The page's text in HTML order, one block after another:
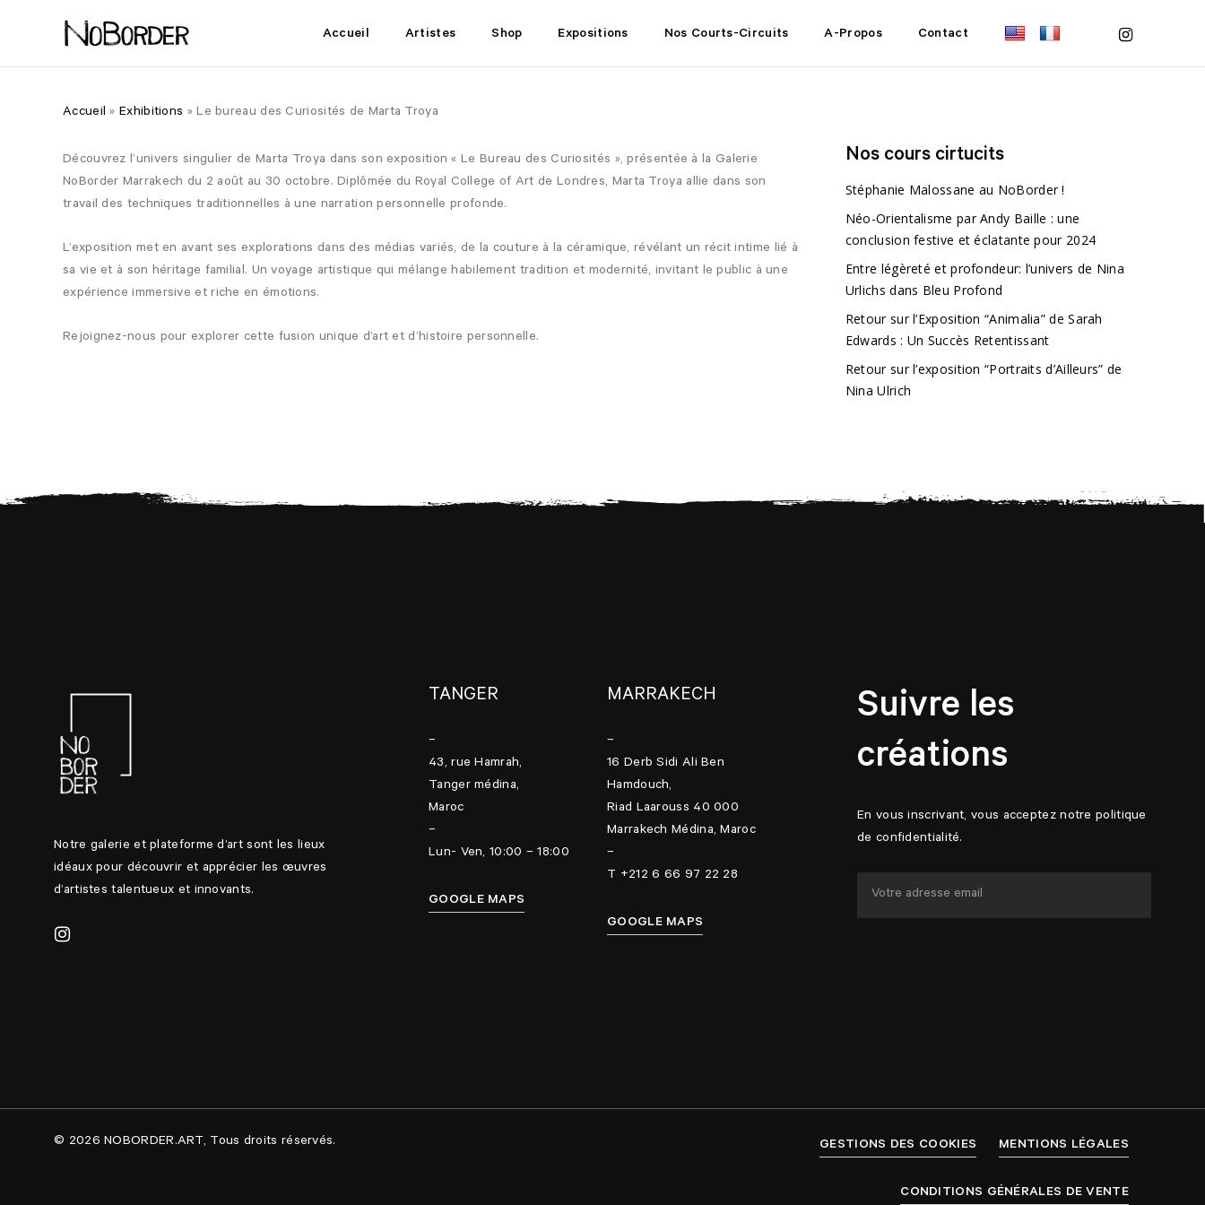
Accueil Artistes Shop Expositions Nos Courts-Circuits A-Propos Contact instagram
Accueil »Exhibitions »Le bureau des Curiosités de Marta Troya
Découvrez l’univers singulier de Marta Troya dans son exposition « Le Bureau des Curiosités », présentée à la Galerie
NoBorder Marrakech du 2 août au 30 octobre. Diplômée du Royal College of Art de Londres, Marta Troya allie dans son
travail des techniques traditionnelles à une narration personnelle profonde.
L’exposition met en avant ses explorations dans des médias variés, de la couture à la céramique, révélant un récit intime lié à
sa vie et à son héritage familial. Un voyage artistique qui mélange habilement tradition et modernité, invitant le public à une
expérience immersive et riche en émotions.
Rejoignez-nous pour explorer cette fusion unique d’art et d’histoire personnelle.
Nos cours cirtucits
Stéphanie Malossane au NoBorder !
Néo-Orientalisme par Andy Baille : une
conclusion festive et éclatante pour 2024
Entre légèreté et profondeur: l’univers de Nina
Urlichs dans Bleu Profond
Retour sur l’Exposition “Animalia” de Sarah
Edwards : Un Succès Retentissant
Retour sur l’exposition “Portraits d’Ailleurs” de
Nina Ulrich
Notre galerie et plateforme d’art sont les lieux
idéaux pour découvrir et apprécier les œuvres
d’artistes talentueux et innovants.
TANGER
–
43, rue Hamrah,
Tanger médina,
Maroc
–
Lun- Ven, 10:00 – 18:00
GOOGLE MAPS
MARRAKECH
–
16 Derb Sidi Ali Ben
Hamdouch,
Riad Laarouss 40 000
Marrakech Médina, Maroc
–
T +212 6 66 97 22 28
GOOGLE MAPS
Suivre les
créations
En vous inscrivant, vous acceptez notre politique
de confidentialité.
© 2026 NOBORDER.ART, Tous droits réservés. GESTIONS DES COOKIES MENTIONS LÉGALES
CONDITIONS GÉNÉRALES DE VENTE